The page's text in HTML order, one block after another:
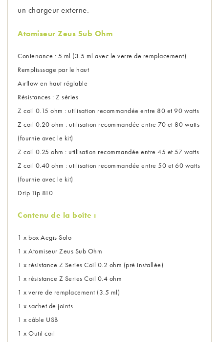
un chargeur externe.
Atomiseur Zeus Sub Ohm
Contenance : 5 ml (3.5 ml avec le verre de remplacement)
Remplisssage par le haut
Airflow en haut réglable
Résistances : Z séries
Z coil 0.15 ohm : utilisation recommandée entre 80 et 90 watts
Z coil 0.20 ohm : utilisation recommandée entre 70 et 80 watts
(fournie avec le kit)
Z coil 0.25 ohm : utilisation recommandée entre 45 et 57 watts
Z coil 0.40 ohm : utilisation recommandée entre 50 et 60 watts
(fournie avec le kit)
Drip Tip 810
Contenu de la boîte :
1 x box Aegis Solo
1 x Atomiseur Zeus Sub Ohm
1 x résistance Z Series Coil 0.2 ohm (pré installée)
1 x résistance Z Series Coil 0.4 ohm
1 x verre de remplacement (3.5 ml)
1 x sachet de joints
1 x câble USB
1 x Outil coil